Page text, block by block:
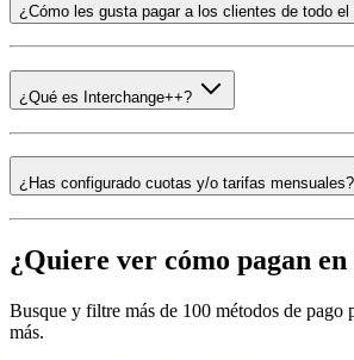
¿Cómo les gusta pagar a los clientes de todo el
¿Qué es Interchange++?
¿Has configurado cuotas y/o tarifas mensuales?
¿Quiere ver cómo pagan en
Busque y filtre más de 100 métodos de pago
más.